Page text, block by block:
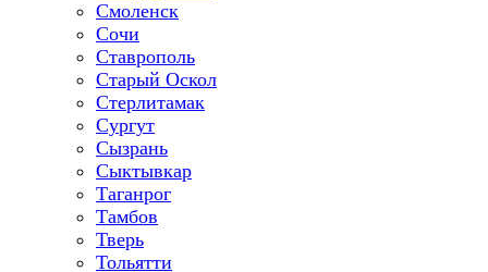
Смоленск
Сочи
Ставрополь
Старый Оскол
Стерлитамак
Сургут
Сызрань
Сыктывкар
Таганрог
Тамбов
Тверь
Тольятти